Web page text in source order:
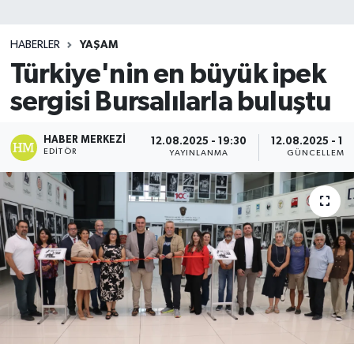
HABERLER YAŞAM
Türkiye'nin en büyük ipek
sergisi Bursalılarla buluştu
HABER MERKEZI
EDITÖR
12.08.2025 - 19:30
YAYINLANMA
12.08.2025 -
GÜNCELLEME
Teknoloji
TRABZON
TRABZONSPOR
Yaşam